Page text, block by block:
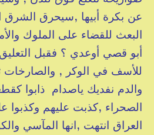
عن بكرة أبيها ,سيحرق
البعث للقضاء على الملوك
أبو قصي أوعدي ؟ فقبل
للأسف في الوكر , والصارخات
والدم نفديك ياصدام ذابوا
الصحراء ,كذبت عليهم وكذبوا
العراق انتهت ,انها المآسي